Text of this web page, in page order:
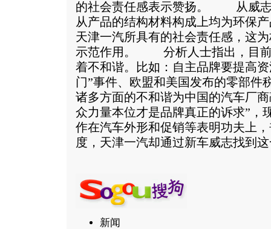
的社会责任感表示赞扬。 从威志
从产品的结构材料构成上均为环保
天津一汽所具有的社会责任感，这
示范作用。 分析人士指出，目前
着不和谐。比如：自主品牌要提高
门”事件、欧盟和美国发布的零部件
诸多方面的不和谐为中国的汽车厂
众力量本位才是品牌真正的诉求”，
作在汽车外形和促销等表明功夫上
度，天津一汽却通过新车威志找到
新闻